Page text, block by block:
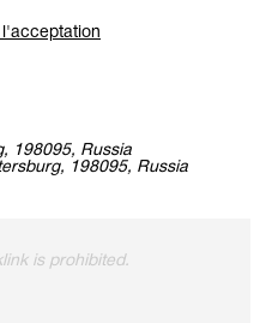
l'acceptation
198095, Russia
198095, Russia
is prohibited.